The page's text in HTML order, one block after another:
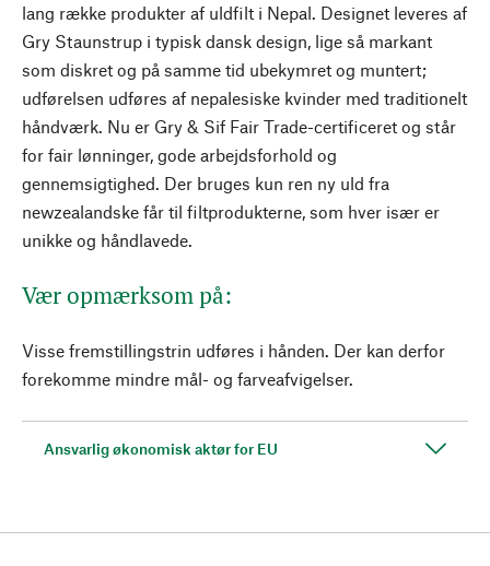
lang række produkter af uldfilt i Nepal. Designet leveres af
Gry Staunstrup i typisk dansk design, lige så markant
som diskret og på samme tid ubekymret og muntert;
udførelsen udføres af nepalesiske kvinder med traditionelt
håndværk. Nu er Gry & Sif Fair Trade-certificeret og står
for fair lønninger, gode arbejdsforhold og
gennemsigtighed. Der bruges kun ren ny uld fra
newzealandske får til filtprodukterne, som hver især er
unikke og håndlavede.
Vær opmærksom på:
Visse fremstillingstrin udføres i hånden. Der kan derfor
forekomme mindre mål- og farveafvigelser.
Ansvarlig økonomisk aktør for EU